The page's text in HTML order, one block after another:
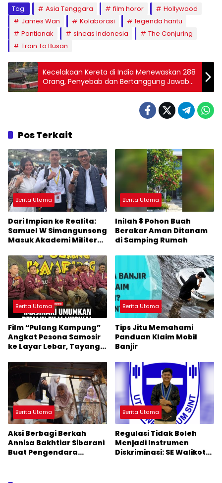
Tag: Asia Tenggara film horor
Hollywood
James Wan
Kolaborasi
legenda hantu
Pontianak
sineas Indonesia
The Conjuring
Train To Busan
Kecelakaan Kereta di India Menewaskan 288
Orang, Penyebab dan Bertanggung Jawab
Teridentifikasi
Pos Terkait
Berita Utama
Dari Impian ke Realita:
Samuel W Simangunsong
Masuk Akademi Militer
Berita Utama
Inilah 8 Pohon Buah
Berakar Aman Ditanam
di Samping Rumah
Berita Utama
Film “Pulang Kampung”
Angkat Pesona Samosir
ke Layar Lebar, Tayang
Berita Utama
Tips Jitu Memahami
Panduan Klaim Mobil
Banjir
Berita Utama
Aksi Berbagi Berkah
Annisa Bakhtiar Sibarani
Buat Pengendara
Berita Utama
Regulasi Tidak Boleh
Menjadi Instrumen
Diskriminasi: SE Walikota